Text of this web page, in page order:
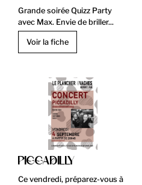
Grande soirée Quizz Party
avec Max. Envie de briller...
Voir la fiche
PICCADILLY
Ce vendredi, préparez-vous à